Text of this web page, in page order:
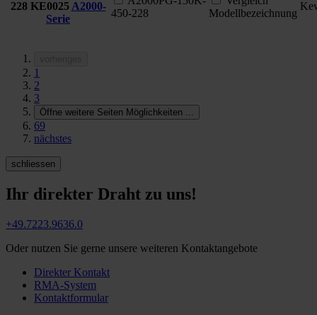
228 KE0025 A2000-
Serie
450-228
Modellbezeichnung
1
2
3
Öffne weitere Seiten Möglichkeiten
69
nächstes
schliessen
Ihr direkter Draht zu uns!
+49.7223.9636.0
Oder nutzen Sie gerne unsere weiteren Kontaktangebote
Direkter Kontakt
RMA-System
Kontaktformular